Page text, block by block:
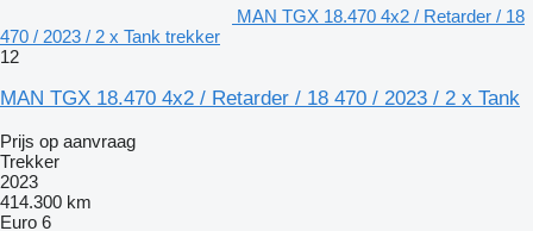
MAN TGX 18.470 4x2 / Retarder / 18
470 / 2023 / 2 x Tank trekker
12
MAN TGX 18.470 4x2 / Retarder / 18 470 / 2023 / 2 x Tank
Prijs op aanvraag
Trekker
2023
414.300 km
Euro 6